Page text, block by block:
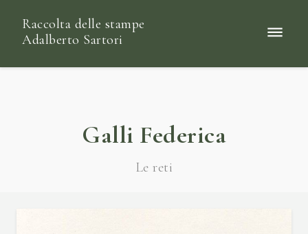
Raccolta delle stampe
Adalberto Sartori
Galli Federica
Le reti